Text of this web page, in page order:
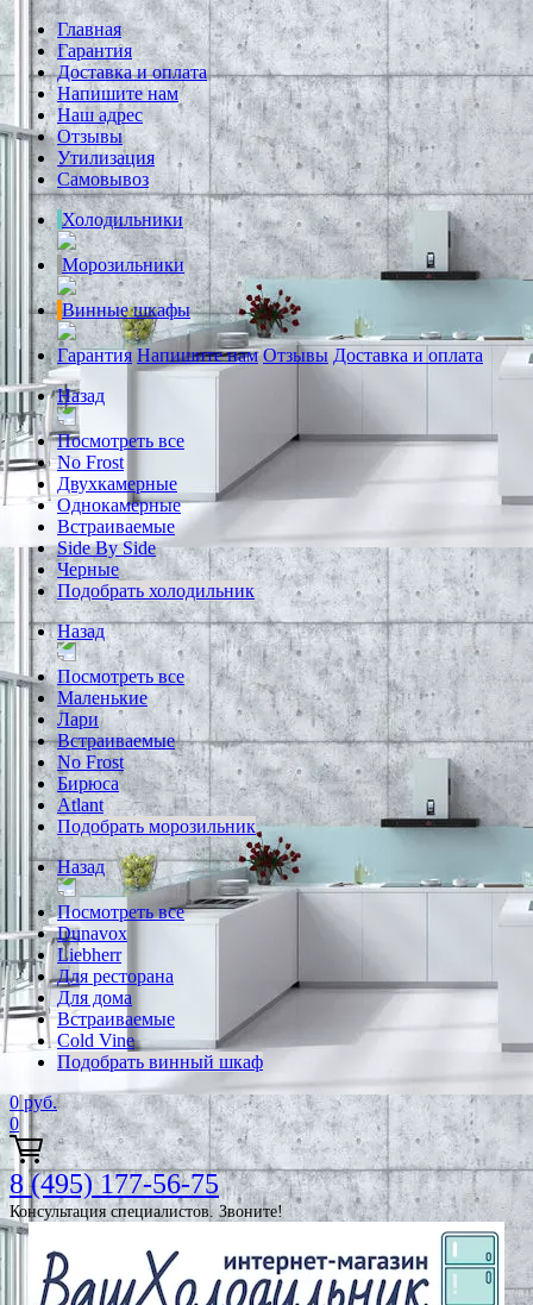
Главная
Гарантия
Доставка и оплата
Напишите нам
Наш адрес
Отзывы
Утилизация
Самовывоз
Холодильники
Морозильники
Винные шкафы
Гарантия Напишите нам Отзывы Доставка и оплата
Назад
Посмотреть все
No Frost
Двухкамерные
Однокамерные
Встраиваемые
Side By Side
Черные
Подобрать холодильник
Назад
Посмотреть все
Маленькие
Лари
Встраиваемые
No Frost
Бирюса
Atlant
Подобрать морозильник
Назад
Посмотреть все
Dunavox
Liebherr
Для ресторана
Для дома
Встраиваемые
Cold Vine
Подобрать винный шкаф
0 руб.
0
8 (495) 177-56-75
Консультация специалистов. Звоните!